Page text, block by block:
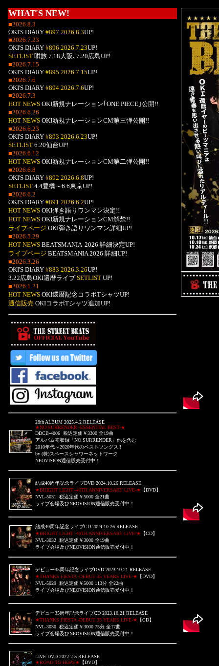
WHAT'S NEW!
■2026.8.3
OKI'S DIARY #897 2026.8.3UP!
■2026.7.23
OKI'S DIARY #896 2026.7.23UP!
SETLIST 唄旅 7.18大阪､7.20広島UP!
■2026.7.15
OKI'S DIARY #895 2026.7.15UP!
■2026.7.6
OKI'S DIARY #894 2026.7.6UP!
■2026.7.3
HOT NEWS OKI新規ナレーション｢ONE PIECE｣公開!!
■2026.6.26
HOT NEWS OKI新規ナレーションCM第三弾公開!!
■2026.6.23
OKI'S DIARY #893 2026.6.23UP!
SETLIST 6.20仙台UP!
■2026.6.12
HOT NEWS OKI新規ナレーションCM第二弾公開!!
■2026.6.8
OKI'S DIARY #892 2026.6.8UP!
SETLIST 4.4豊橋～6.6東京UP!
■2026.6.2
OKI'S DIARY #891 2026.6.2UP!
HOT NEWS OKI弾き語りワンマン決定!!
HOT NEWS OKI新規ナレーションCM解禁!!
ライプページ OKI弾き語りワンマン詳細UP!
■2026.5.29
HOT NEWS BEATSMANIA 2026 詳細決定UP!
ライプページ BEATSMANIA 2026 詳細UP!
■2026.3.26
OKI'S DIARY #883 2026.3.26UP!
3.22広島OKI還暦ライブ SETLIST UP!
■2026.1.21
HOT NEWS OKI還暦記念コラボTシャツUP!
通信販売 OKIコラボTシャツ追加UP!
28th ALBUM 2025.4.2 RELEASE
★NO SURRENDER -ESSENTIAL BEST-★
DDCB-4006 税込定価￥3300 全19曲
アルバム初収録「NO SURRENDER」他を含む
2010年代～2020年代のベストソングス!!
by (株)スペースシャワーネットワーク
NEOVISION通信販売受付中！
結成40周年記念ライブDVD 2024.10.26 RELEASE
★BRIGHT LIGHT -40TH ANNIVERSARY LIVE-★ 【DVD】
NVL-5031 税込定価￥5000 全21曲
ライブ会場及びNEOVISION通信販売受付中！
結成40周年記念ライブCD 2024.10.26 RELEASE
★BRIGHT LIGHT -40TH ANNIVERSARY LIVE-★ 【CD】
NVL-3032 税込定価￥3000 全19曲
ライブ会場及びNEOVISION通信販売受付中！
デビュー35周年記念ライブDVD 2023.10.21 RELEASE
★THANKS FIESTA -DEBUT 35 YEARS LIVE-★ 【DVD】
NVL-5029 税込定価￥5000 113分 全22曲
ライブ会場及びNEOVISION通信販売受付中！
デビュー35周年記念ライブCD 2023.10.21 RELEASE
★THANKS FIESTA -DEBUT 35 YEARS LIVE-★ 【CD】
NVL-3030 税込定価￥3000 75分 全17曲
ライブ会場及びNEOVISION通信販売受付中！
LIVE DVD 2022.2.5 RELEASE
★ROAD TO HOPE★ 【DVD】